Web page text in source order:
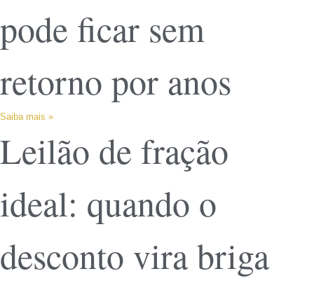
pode ficar sem
retorno por anos
Saiba mais »
Leilão de fração
ideal: quando o
desconto vira briga